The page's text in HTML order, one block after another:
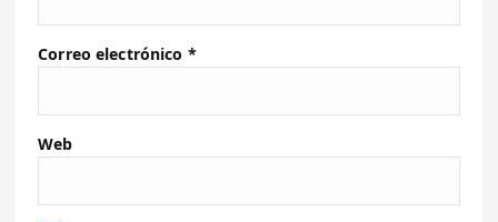
Correo electrónico *
Web